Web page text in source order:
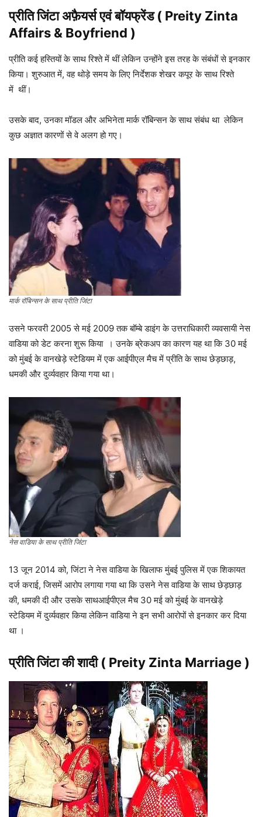
प्रीति जिंटाअफ़ैयर्स एवं बॉयफ्रेंड ( Preity Zinta
Affairs & Boyfriend )
प्रीति कई हस्तियों के साथ रिश्ते में थीं लेकिन उन्होंने इस तरह के संबंधों से इनकार
किया। शुरुआत में, वह थोड़े समय के लिए निर्देशक शेखर कपूर के साथ रिश्ते
में थीं।
उसके बाद, उनका मॉडल और अभिनेता मार्क रॉबिन्सन के साथ संबंध था लेकिन
कुछ अज्ञात कारणों से वे अलग हो गए।
मार्क रॉबिन्सन के साथ प्रीति जिंटा
उसने फरवरी 2005 से मई 2009 तक बॉम्बे डाइंग के उत्तराधिकारी व्यवसायी नेस
वाडिया को डेट करना शुरू किया । उनके ब्रेकअप का कारण यह था कि 30 मई
को मुंबई के वानखेड़े स्टेडियम में एक आईपीएल मैच में प्रीति के साथ छेड़छाड़,
धमकी और दुर्व्यवहार किया गया था।
नेस वाडिया के साथ प्रीति जिंटा
13 जून 2014 को, जिंटा ने नेस वाडिया के खिलाफ मुंबई पुलिस में एक शिकायत
दर्ज कराई, जिसमें आरोप लगाया गया था कि उसने नेस वाडिया के साथ छेड़छाड़
की, धमकी दी और उसके साथआईपीएल मैच 30 मई को मुंबई के वानखेड़े
स्टेडियम में दुर्व्यवहार किया लेकिन वाडिया ने इन सभी आरोपों से इनकार कर दिया
था ।
प्रीति जिंटाकी शादी ( Preity Zinta Marriage )